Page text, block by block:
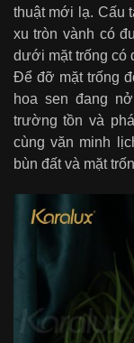
thuật mới lạ. Cấu
xu tròn vành có
dưới mặt trống có
Để đỡ mặt trống
hoa sen đang
trường tồn và
cùng văn minh
bùn đất và mặt